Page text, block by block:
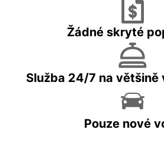
Žádné skryté
Služba 24/7 na
Pouze nové